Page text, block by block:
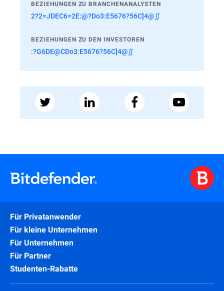
BEZIEHUNGEN ZU BRANCHENANALYSTEN
2?2=JDEC6=2E:@?Do3:E5676?56C]4@∬
BEZIEHUNGEN ZU DEN INVESTOREN
:?G6DE@CDo3:E5676?56C]4@∬
Für Privatanwender
Für kleine Unternehmen
Für Unternehmen
Für Partner
Studenten-Rabatte